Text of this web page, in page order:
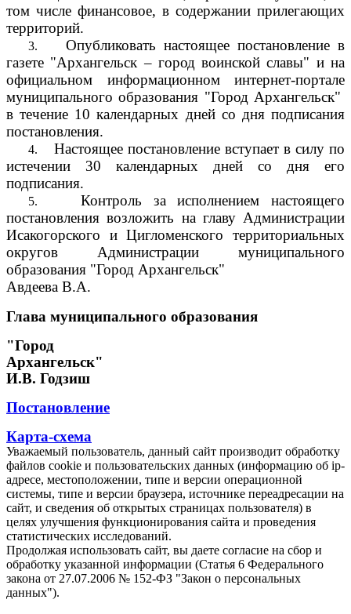
том числе финансовое, в содержании прилегающих
территорий.
3.
Опубликовать настоящее постановление в
газете "Архангельск – город воинской славы" и на
официальном информационном интернет-портале
муниципального образования "Город Архангельск"
в течение 10 календарных дней со дня подписания
постановления.
4.
Настоящее постановление вступает в силу по
истечении 30 календарных дней со дня его
подписания.
5.
Контроль за исполнением настоящего
постановления возложить на главу Администрации
Исакогорского и Цигломенского территориальных
округов Администрации муниципального
образования "Город Архангельск"
Авдеева В.А.
Глава муниципального образования
"Город
Архангельск"
И.В. Годзиш
Постановление
Карта-схема
Уважаемый пользователь, данный сайт производит обработку
файлов cookie и пользовательских данных (информацию об ip-
адресе, местоположении, типе и версии операционной
системы, типе и версии браузера, источнике переадресации на
сайт, и сведения об открытых страницах пользователя) в
целях улучшения функционирования сайта и проведения
статистических исследований.
Продолжая использовать сайт, вы даете согласие на сбор и
обработку указанной информации (Статья 6 Федерального
закона от 27.07.2006 № 152-ФЗ "Закон о персональных
данных").